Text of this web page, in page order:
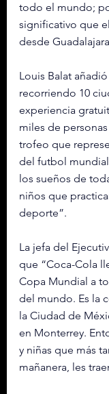
todo el mundo;
significativo que
desde
Louis Balat
recorriendo 10
experiencia
miles de personas
trofeo que
del futbol
los sueños de
niños que
deporte”.
La jefa del
que “Coca-Cola
Copa Mundial a
del mundo. Es la
la Ciudad de
en Monterrey.
y niñas que más
mañanera, les